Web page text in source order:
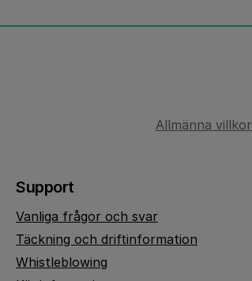
Allmänna villkor
Support
Vanliga frågor och svar
Täckning och driftinformation
Whistleblowing